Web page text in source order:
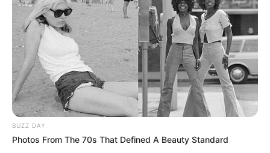
Detonación de un dispositivo de
aturdimiento dejó dos operarios de
aseo heridos en Ibagué
SUÁREZ TOLIMA
Interaseo estaría
Suarez para evitar que se
cambien de operador
BUZZ DAY
Photos From The 70s That Defined A Beauty Standard